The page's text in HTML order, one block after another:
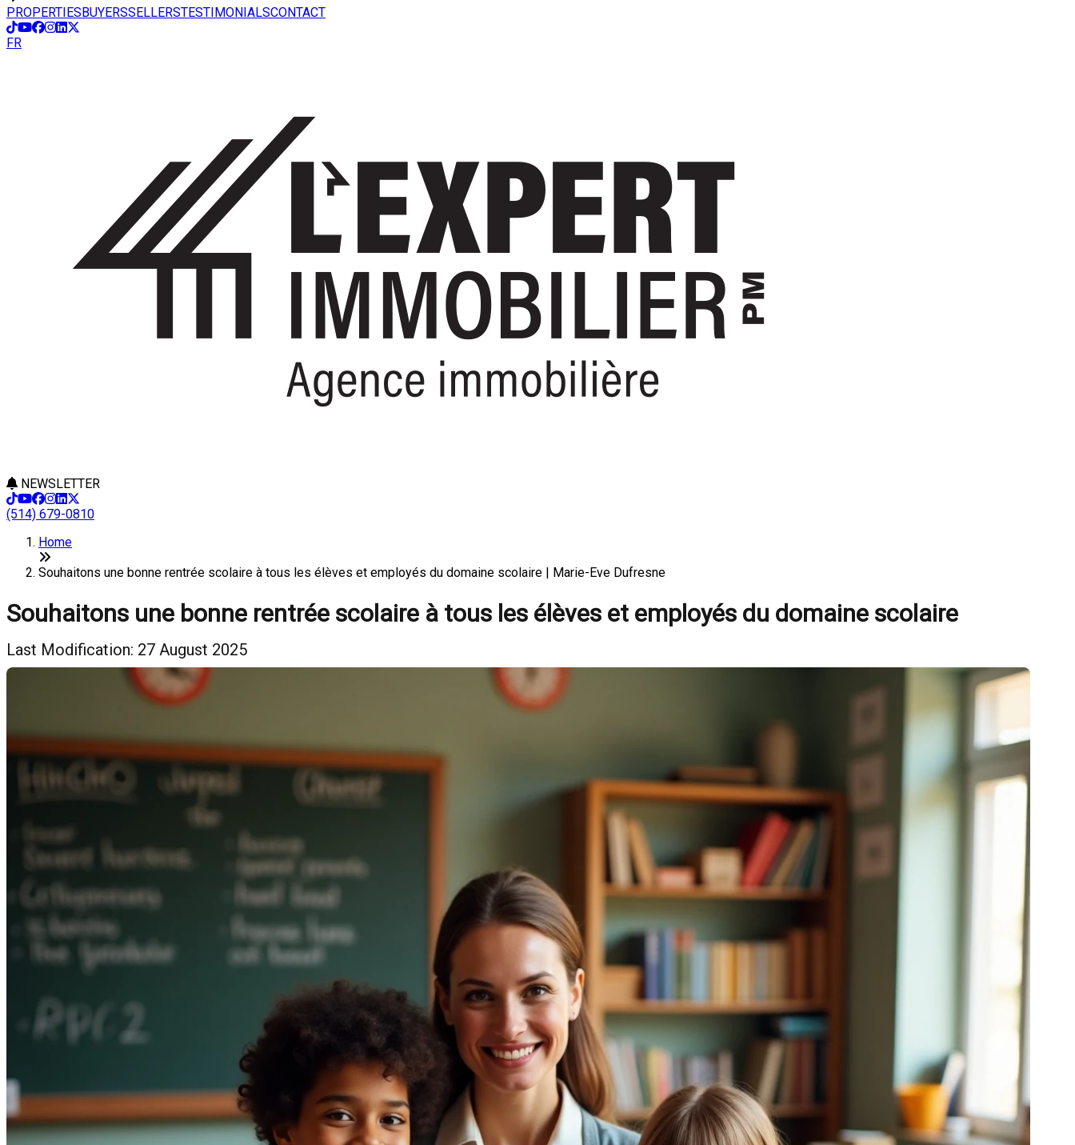
PROPERTIESBUYERSSELLERSTESTIMONIALSCONTACT
FR
NEWSLETTER
(514) 679-0810
Home
Souhaitons une bonne rentrée scolaire à tous les élèves et employés du domaine scolaire | Marie-Eve Dufresne
Souhaitons une bonne rentrée scolaire à tous les élèves et employés du domaine scolaire
Last Modification: 27 August 2025